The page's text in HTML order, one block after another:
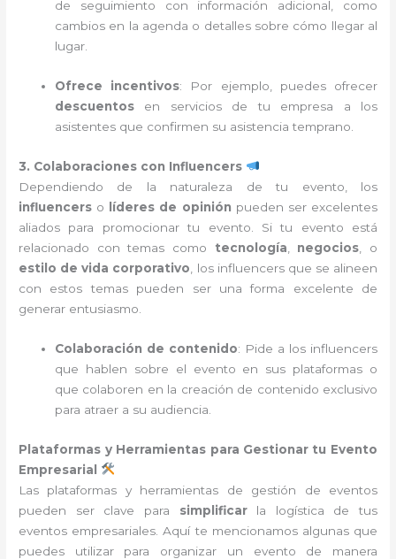
de seguimiento con información adicional, como
cambios en la agenda o detalles sobre cómo llegar al
lugar.
Ofrece incentivos: Por ejemplo, puedes ofrecer
descuentos en servicios de tu empresa a los
asistentes que confirmen su asistencia temprano.
3. Colaboraciones con Influencers
Dependiendo de la naturaleza de tu evento, los
influencers o líderes de opinión pueden ser excelentes
aliados para promocionar tu evento. Si tu evento está
relacionado con temas como tecnología negocios , o
estilo de vida corporativo , los influencers que se alineen
con estos temas pueden ser una forma excelente de
generar entusiasmo.
Colaboración de contenido: Pide a los influencers
que hablen sobre el evento en sus plataformas o
que colaboren en la creación de contenido exclusivo
para atraer a su audiencia.
Plataformas y Herramientas para Gestionar tu Evento
Empresarial
Las plataformas y herramientas de gestión de eventos
pueden ser clave para simplificarla logística de tus
eventos empresariales. Aquí te mencionamos algunas que
puedes utilizar para organizar un evento de manera